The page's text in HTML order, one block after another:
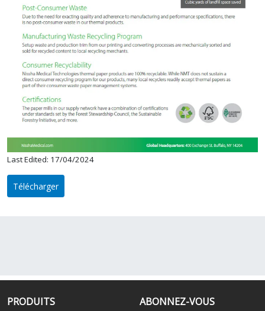
Last Edited: 17/04/2024
Télécharger
PRODUITS
ABONNEZ-VOUS